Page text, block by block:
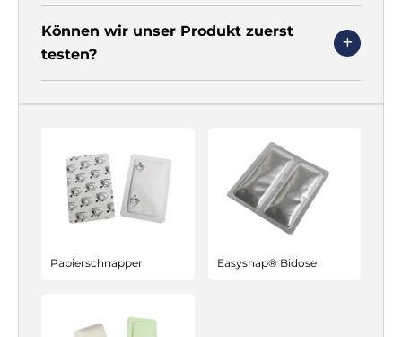
Können wir unser Produkt zuerst
testen?
Papierschnapper Easysnap® Bidose